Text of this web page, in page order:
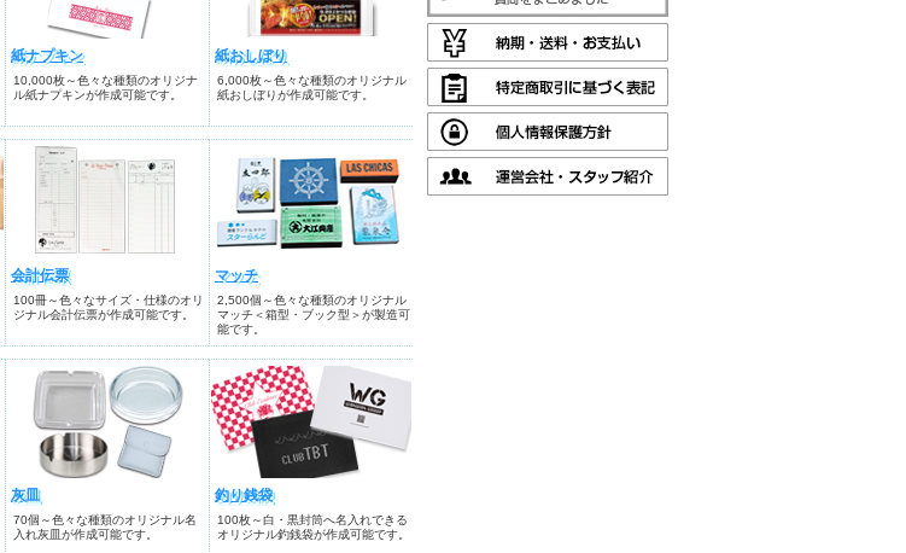
紙ナプキン
10,000枚～色々な種類のオリジナ
ル紙ナプキンが作成可能です。
紙おしぼり
6,000枚～色々な種類のオリジナル
紙おしぼりが作成可能です。
会計伝票
100冊～色々なサイズ・仕様のオリ
ジナル会計伝票が作成可能です。
マッチ
2,500個～色々な種類のオリジナル
マッチ＜箱型・ブック型＞が製造可
能です。
灰皿
70個～色々な種類のオリジナル名
入れ灰皿が作成可能です。
釣り銭袋
100枚～白・黒封筒へ名入れできる
オリジナル釣銭袋が作成可能です。